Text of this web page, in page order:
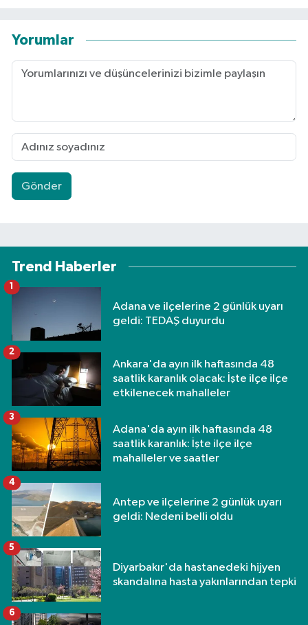
Yorumlar
Gönder
Trend Haberler
Adana ve ilçelerine 2 günlük uyarı
geldi: TEDAŞ duyurdu
1
Ankara'da ayın ilk haftasında 48
saatlik karanlık olacak: İşte ilçe ilçe
etkilenecek mahalleler
2
Adana'da ayın ilk haftasında 48
saatlik karanlık: İşte ilçe ilçe
mahalleler ve saatler
3
Antep ve ilçelerine 2 günlük uyarı
geldi: Nedeni belli oldu
4
Diyarbakır'da hastanedeki hijyen
skandalına hasta yakınlarından tepki
5
6